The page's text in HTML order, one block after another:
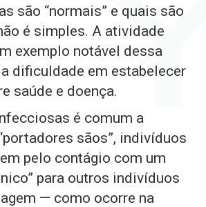
são “normais” e quais são
é simples. A atividade
exemplo notável dessa
dificuldade em estabelecer
saúde e doença.
é comum a
sãos”, indivíduos
pelo contágio com um
para outros indivíduos
— como ocorre na